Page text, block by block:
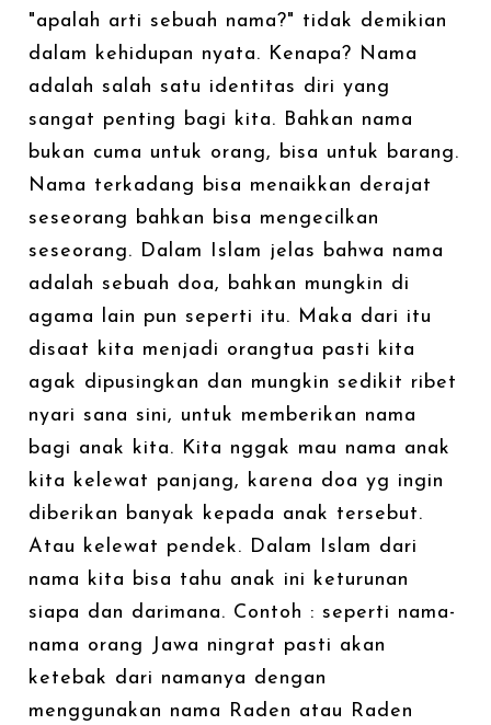
"apalah arti sebuah nama?" tidak demikian
dalam kehidupan nyata. Kenapa? Nama
adalah salah satu identitas diri yang
sangat penting bagi kita. Bahkan nama
bukan cuma untuk orang, bisa untuk barang.
Nama terkadang bisa menaikkan derajat
seseorang bahkan bisa mengecilkan
seseorang. Dalam Islam jelas bahwa nama
adalah sebuah doa, bahkan mungkin di
agama lain pun seperti itu. Maka dari itu
disaat kita menjadi orangtua pasti kita
agak dipusingkan dan mungkin sedikit ribet
nyari sana sini, untuk memberikan nama
bagi anak kita. Kita nggak mau nama anak
kita kelewat panjang, karena doa yg ingin
diberikan banyak kepada anak tersebut.
Atau kelewat pendek. Dalam Islam dari
nama kita bisa tahu anak ini keturunan
siapa dan darimana. Contoh : seperti nama-
nama orang Jawa ningrat pasti akan
ketebak dari namanya dengan
menggunakan nama Raden atau Raden